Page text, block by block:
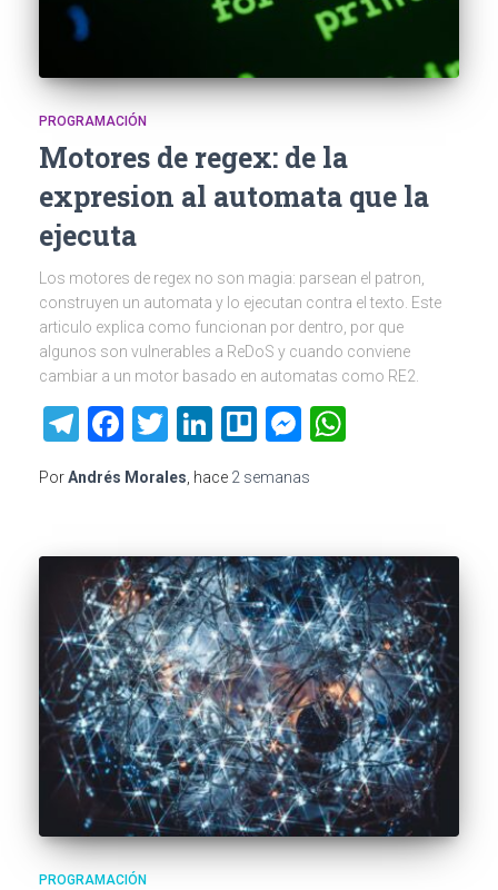
PROGRAMACIÓN
Motores de regex: de la
expresion al automata que la
ejecuta
Los motores de regex no son magia: parsean el patron,
construyen un automata y lo ejecutan contra el texto. Este
articulo explica como funcionan por dentro, por que
algunos son vulnerables a ReDoS y cuando conviene
cambiar a un motor basado en automatas como RE2.
Telegram
Facebook
Twitter
LinkedIn
TrelloMessenger
PorAndrés Morales , hace 2 semanas
PROGRAMACIÓN